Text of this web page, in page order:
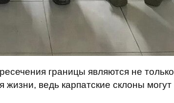
границы являются не только
ведь карпатские склоны могут